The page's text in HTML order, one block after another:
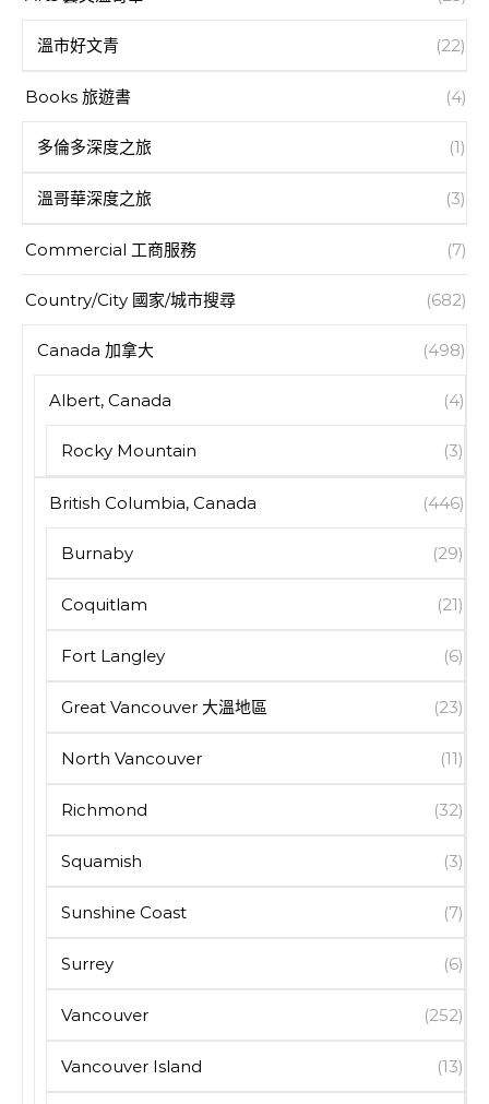
溫市好文青 (22)
Books 旅遊書 (4)
多倫多深度之旅 (1)
溫哥華深度之旅 (3)
Commercial 工商服務 (7)
Country/City 國家/城市搜尋 (682)
Canada 加拿大 (498)
Albert, Canada (4)
Rocky Mountain (3)
British Columbia, Canada (446)
Burnaby (29)
Coquitlam (21)
Fort Langley (6)
Great Vancouver 大溫地區 (23)
North Vancouver (11)
Richmond (32)
Squamish (3)
Sunshine Coast (7)
Surrey (6)
Vancouver (252)
Vancouver Island (13)